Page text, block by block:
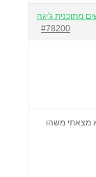
מתוכנית ג'יגה
#78200
הוא 9, אבל אני לא מצאתי משהו